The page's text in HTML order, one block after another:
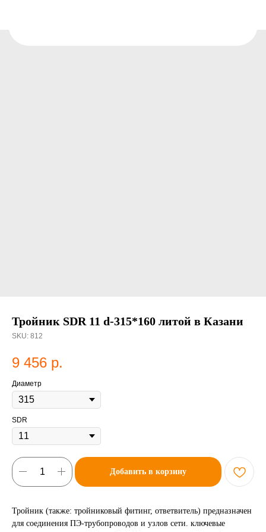
Тройник SDR 11 d-315*160 литой в Казани
SKU: 812
9 456 р.
Диаметр
SDR
Добавить в корзину
Тройник (также: тройниковый фитинг, ответвитель) предназначен
для соединения ПЭ-трубопроводов и узлов сети. ключевые